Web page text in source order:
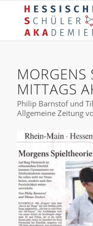
MORGENS
MITTAGS
Philip Barnstof und
Allgemeine Zeitung